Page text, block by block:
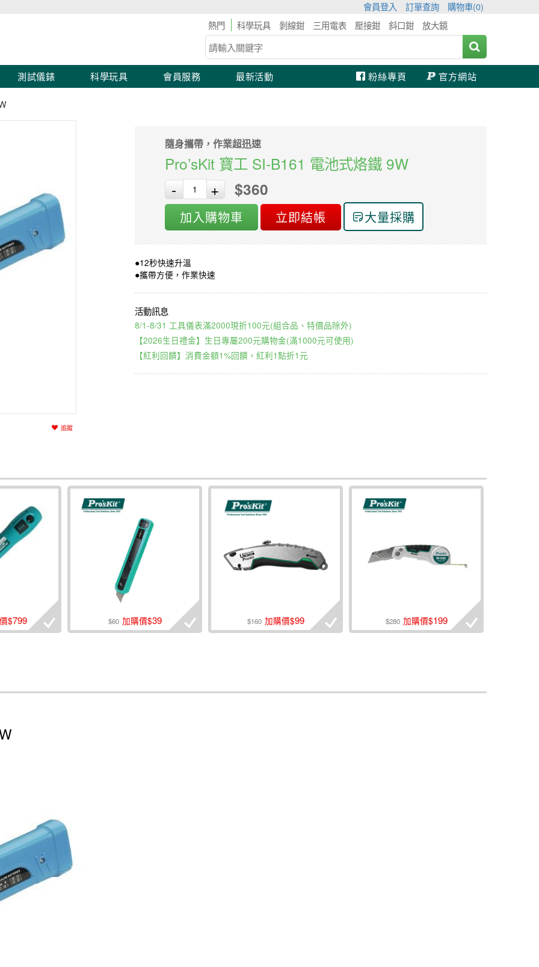
會員登入 訂單查詢 購物車(0)
科學玩具
剝線鉗 三用電表 壓接鉗 斜口鉗 放大鏡
測試儀錶 科學玩具 會員服務 最新活動 官方網站
粉絲專頁
追蹤
隨身攜帶，作業超迅速
Pro’sKit 寶工 SI-B161 電池式烙鐵 9W
-
+ $360
加入購物車 立即結帳 大量採購
●12秒快速升溫
●攜帶方便，作業快速
8/1-8/31 工具儀表滿2000現折100元(組合品、特價品除外)
【2026生日禮金】生日專屬200元購物金(滿1000元可使用)
【紅利回饋】消費金額1%回饋，紅利1點折1元
$799 $60 加購價$39 $160 加購價$99 $280 加購價$199